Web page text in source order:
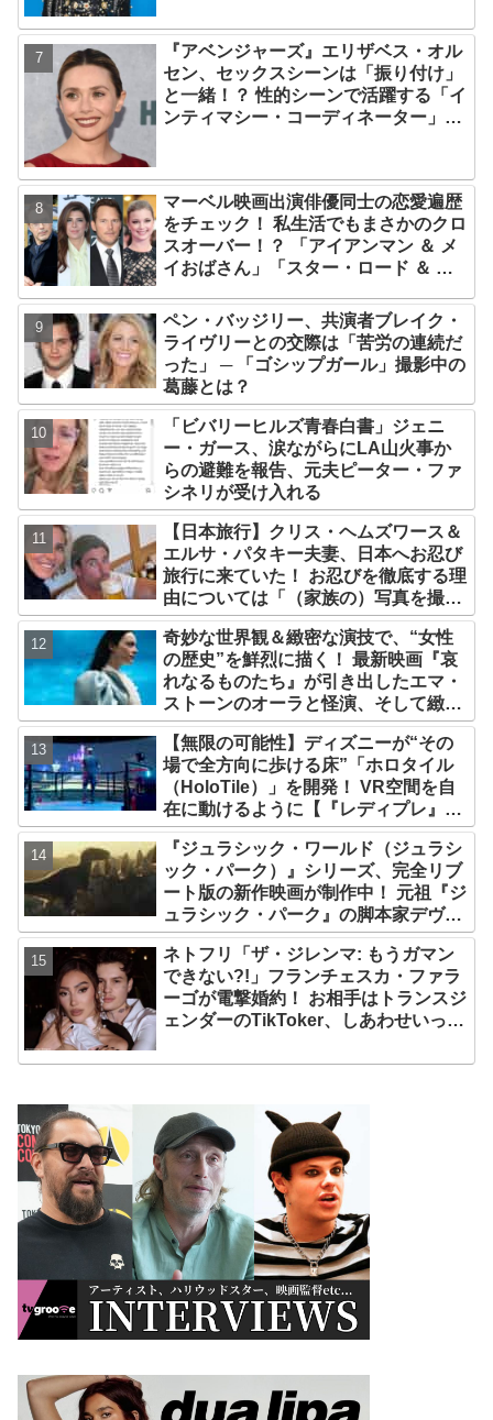
『アベンジャーズ』エリザベス・オル
セン、セックスシーンは「振り付け」
と一緒！？ 性的シーンで活躍する「イ
ンティマシー・コーディネーター」の
マーベル映画出演俳優同士の恋愛遍歴
をチェック！ 私生活でもまさかのクロ
スオーバー！？ 「アイアンマン ＆ メ
イおばさん」「スター・ロード ＆ シ
た・・
ペン・バッジリー、共演者ブレイク・
ライヴリーとの交際は「苦労の連続だ
った」 ─ 「ゴシップガール」撮影中の
葛藤とは？
「ビバリーヒルズ青春白書」ジェニ
ー・ガース、涙ながらにLA山火事か
らの避難を報告、元夫ピーター・ファ
シネリが受け入れる
【日本旅行】クリス・ヘムズワース＆
エルサ・パタキー夫妻、日本へお忍び
旅行に来ていた！ お忍びを徹底する理
由については「（家族の）写真を撮ら
れるとキレそうになる」からという過
去の発言も
奇妙な世界観＆緻密な演技で、“女性
の歴史”を鮮烈に描く！ 最新映画『哀
れなるものたち』が引き出したエマ・
ストーンのオーラと怪演、そして緻密
すぎる演技力！ これは女性の“自由意
志”の物語［レビュー＆解説］
【無限の可能性】ディズニーが“その
場で全方向に歩ける床”「ホロタイル
（HoloTile）」を開発！ VR空間を自
在に動けるように【『レディプレ』実
現への大きな一歩？】
『ジュラシック・ワールド（ジュラシ
ック・パーク）』シリーズ、完全リブ
ート版の新作映画が制作中！ 元祖『ジ
ュラシック・パーク』の脚本家デヴィ
ッド・コープが関与
ネトフリ「ザ・ジレンマ: もうガマン
できない?!」フランチェスカ・ファラ
ーゴが電撃婚約！ お相手はトランスジ
ェンダーのTikToker、しあわせいっぱ